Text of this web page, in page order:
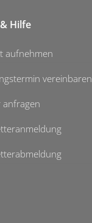
Hilfe
aufnehmen
vereinbaren
anfragen